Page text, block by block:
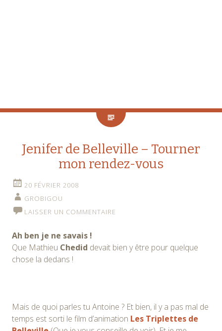
Jenifer de Belleville – Tourner
mon rendez-vous
20 FÉVRIER 2008
GROBIGOU
LAISSER UN COMMENTAIRE
Ah ben je ne savais !
Que Mathieu Chedid devait bien y être pour quelque
chose la dedans !
Mais de quoi parles tu Antoine ? Et bien, il y a pas mal de
temps est sorti le film d’animation Les Triplettes de